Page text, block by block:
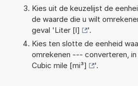
Kies uit de keuzelijst de
de waarde die u wilt
geval 'Liter [l]
'.
Kies ten slotte de eenheid
omrekenen --- converteren,
Cubic mile [mi³]
'.